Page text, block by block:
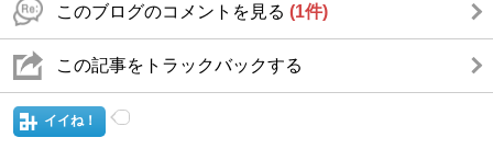
このブログのコメントを見る (1件)
この記事をトラックバックする
イイね！